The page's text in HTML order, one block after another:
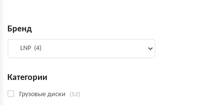
Бренд
Категории
Грузовые диски (52)